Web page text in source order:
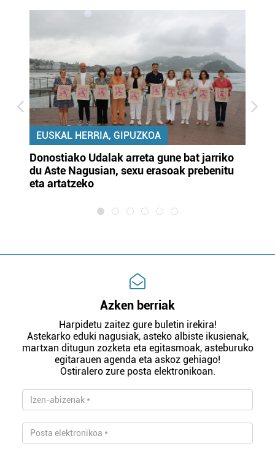
EUSKAL HERRIA, GIPUZKOA
Donostiako Udalak arreta gune bat jarriko
du Aste Nagusian, sexu erasoak prebenitu
eta artatzeko
Azken berriak
Harpidetu zaitez gure buletin irekira!
Astekarko eduki nagusiak, asteko albiste ikusienak,
martxan ditugun zozketa eta egitasmoak, asteburuko
egitarauen agenda eta askoz gehiago!
Ostiralero zure posta elektronikoan.